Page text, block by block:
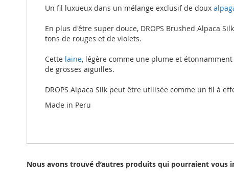
galleryUn fil luxueux dans un mélange exclusif de doux
En plus d'être super douce, DROPS Brushed Alpaca
tons de rouges et de violets.
Cette laine, légère comme une plume et
de grosses aiguilles.
DROPS Alpaca Silk peut être utilisée comme un fil à
Made in Peru
Nous avons trouvé d’autres produits qui pourraient vous